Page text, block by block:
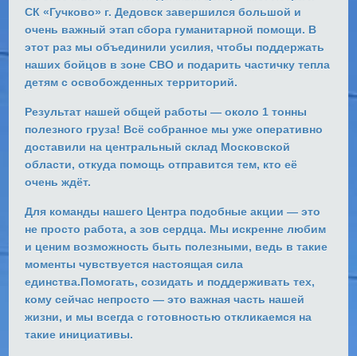
СК «Гучково» г. Дедовскзавершился большой и
очень важный этапсбора гуманитарной помощи. В
этот раз мы объединили усилия, чтобы поддержать
наших бойцов в зоне СВО и подарить частичку тепла
детям с освобожденных территорий.
Результат нашей общей работы — около 1 тонны
полезного груза! Всё собранное мы ужеоперативно
доставили на центральный склад Московской
области, откуда помощь отправится тем, кто её
очень ждёт.
Для команды нашего Центра подобные акции — это
не просто работа, а зов сердца. Мы искренне любим
и ценим возможность быть полезными, ведь в такие
моменты чувствуется настоящая сила
единства.Помогать, созидать и поддерживать тех,
кому сейчас непросто — это важная часть нашей
жизни, и мы всегда с готовностью откликаемся на
такие инициативы.